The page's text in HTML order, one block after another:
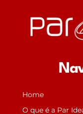
Home
O que é a Par